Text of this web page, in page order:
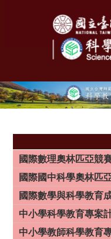
國際數理奧林匹亞競
國際國中科學奧林匹
國際數學與科學教育
中小學科學教育專案
中小學教師科學教育